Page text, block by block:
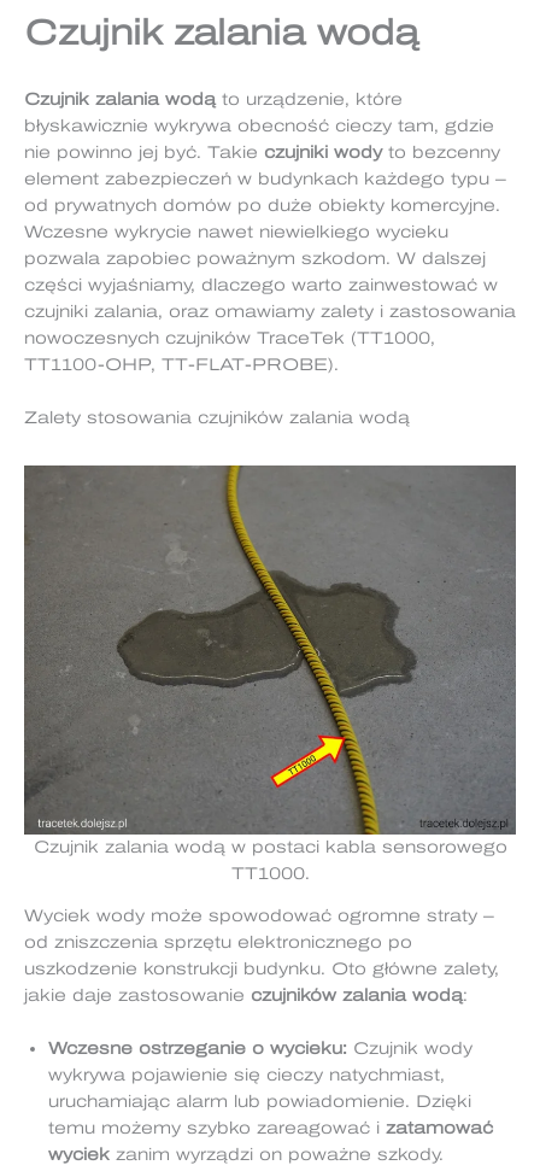
Czujnik zalania wodą
Czujnik zalania wodąto urządzenie, które
błyskawicznie wykrywa obecność cieczy tam, gdzie
nie powinno jej być. Takie czujniki wodyto bezcenny
element zabezpieczeń w budynkach każdego typu –
od prywatnych domów po duże obiekty komercyjne.
Wczesne wykrycie nawet niewielkiego wycieku
pozwala zapobiec poważnym szkodom. W dalszej
części wyjaśniamy, dlaczego warto zainwestować w
czujniki zalania, oraz omawiamy zalety i zastosowania
nowoczesnych czujników TraceTek (TT1000,
TT1100-OHP, TT-FLAT-PROBE).
Zalety stosowania czujników zalania wodą
Czujnik zalania wodą w postaci kabla sensorowego
TT1000.
Wyciek wody może spowodować ogromne straty –
od zniszczenia sprzętu elektronicznego po
uszkodzenie konstrukcji budynku. Oto główne zalety,
jakie daje zastosowanie czujników zalania wodą:
Wczesne ostrzeganie o wycieku: Czujnik wody
wykrywa pojawienie się cieczy natychmiast,
uruchamiając alarm lub powiadomienie. Dzięki
temu możemy szybko zareagować i zatamować
wyciek zanim wyrządzi on poważne szkody.